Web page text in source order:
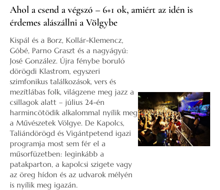
Ahol a csend a végszó – 6+1 ok, amiért az idén is
érdemes alászállni a Völgybe
Kispál és a Borz, Kollár-Klemencz,
Góbé, Parno Graszt és a nagyágyú:
José González. Újra fénybe boruló
dörögdi Klastrom, egyszeri
szimfonikus találkozások, vers és
mezítlábas folk, világzene meg jazz a
csillagok alatt – július 24-én
harmincötödik alkalommal nyílik meg
a Művészetek Völgye. De Kapolcs,
Taliándörögd és Vigántpetend igazi
programja most sem fér el a
műsorfüzetben: leginkább a
patakparton, a kapolcsi szigete vagy
az öreg hídon és az udvarok mélyén
is nyílik meg igazán.